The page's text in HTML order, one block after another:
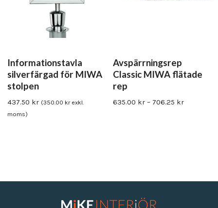
Informationstavla
silverfärgad för MIWA
stolpen
437.50 kr (350.00 krexkl.
moms)
Avspärrningsrep
Classic MIWA flätade
rep
635.00 kr – 706.25 kr